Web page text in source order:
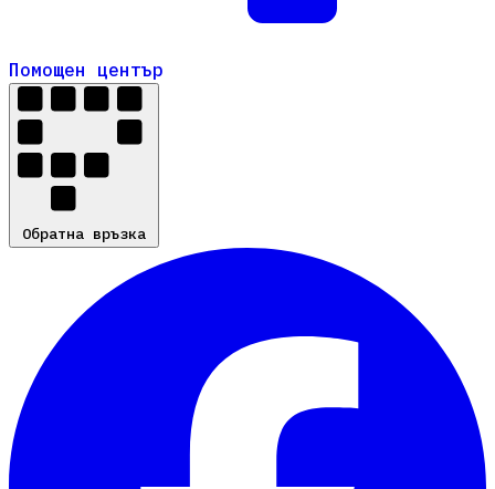
Помощен център
Помощен център
Обратна връзка
Обратна връзка